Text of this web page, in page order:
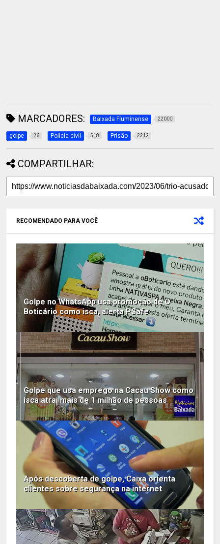
MARCADORES: Baixada Fluminense 22000
golpe 26 Polícia civil 518 Prisão 2212
COMPARTILHAR:
RECOMENDADO PARA VOCÊ
Golpe no WhatsApp usa promoção de O
Boticário como isca, alerta PSafe
Golpe que usa emprego na Cacau Show como
isca atrai mais de 1 milhão de pessoas
Após descoberta de golpe, Caixa orienta
clientes sobre segurança na internet